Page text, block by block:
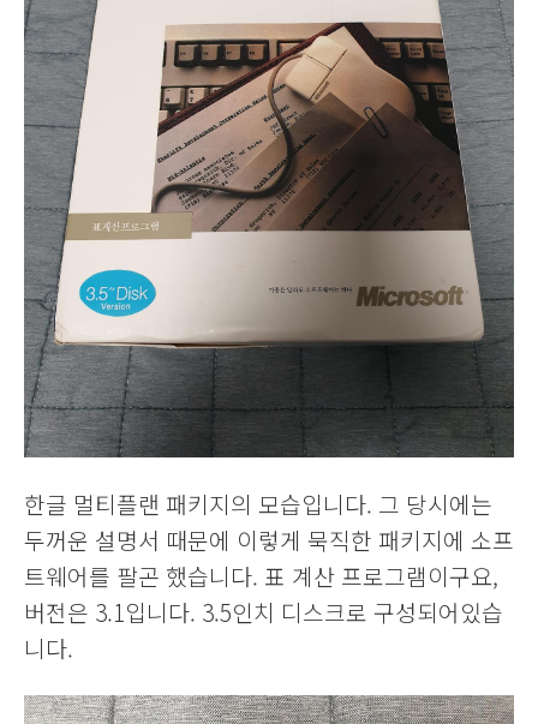
한글 멀티플랜 패키지의 모습입니다. 그 당시에는
두꺼운 설명서 때문에 이렇게 묵직한 패키지에 소프
트웨어를 팔곤 했습니다. 표 계산 프로그램이구요,
버전은 3.1입니다. 3.5인치 디스크로 구성되어있습
니다.